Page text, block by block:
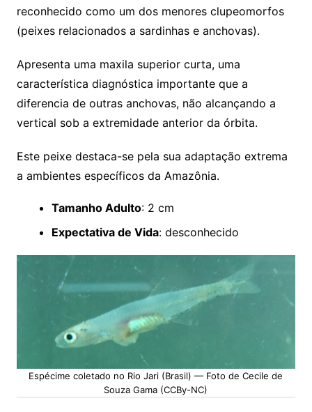
reconhecido como um dos menores clupeomorfos
(peixes relacionados a sardinhas e anchovas).
Apresenta uma maxila superior curta, uma
característica diagnóstica importante que a
diferencia de outras anchovas, não alcançando a
vertical sob a extremidade anterior da órbita.
Este peixe destaca-se pela sua adaptação extrema
a ambientes específicos da Amazônia.
Tamanho Adulto: 2 cm
Expectativa de Vida: desconhecido
Espécime coletado no Rio Jari (Brasil) — Foto de Cecile de
Souza Gama (CCBy-NC)